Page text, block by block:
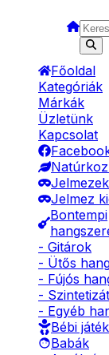
Főoldal
Kategóriák
Márkák
Üzletünk
Kapcsolat
Jelmezek
Jelmez
Bontempi
- Gitárok
- Ütős
- Fújós
-
- Egyéb
Bébi
Babák